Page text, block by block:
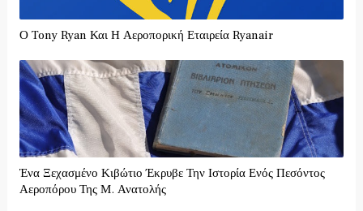
Ο Tony Ryan Και Η Αεροπορική Εταιρεία Ryanair
Ένα Ξεχασμένο Κιβώτιο Έκρυβε Την Ιστορία Ενός Πεσόντος
Αεροπόρου Της Μ. Ανατολής